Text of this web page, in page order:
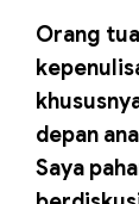
Orang
depan
Saya